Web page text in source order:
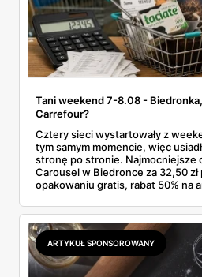
Tani weekend 7-8.08 -
Carrefour?
Cztery sieci wystartowały z
tym samym momencie, więc
stronę po stronie. Najmocniejsze
Carousel w Biedronce za 32,50
opakowaniu gratis, rabat 50% na
2,99 zł za kilogram, ale
odpowiada masłem za 2,99 zł.
najwięcej wyciśniesz z Biedronki,
do Aldi.
ARTYKUŁ SPONSOROWANY